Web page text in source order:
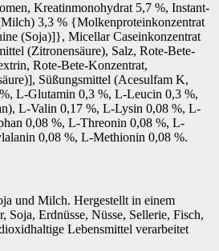
Kreatinmonohydrat 5,7 %, Instant-
3,3 % {Molkenproteinkonzentrat
(Soja)]}, Micellar Caseinkonzentrat
(Zitronensäure), Salz, Rote-Bete-
Rote-Bete-Konzentrat,
Süßungsmittel (Acesulfam K,
L-Glutamin 0,3 %, L-Leucin 0,3 %,
L-Valin 0,17 %, L-Lysin 0,08 %, L-
0,08 %, L-Threonin 0,08 %, L-
0,08 %, L-Methionin 0,08 %.
und Milch. Hergestellt in einem
Soja, Erdnüsse, Nüsse, Sellerie, Fisch,
Lebensmittel verarbeitet